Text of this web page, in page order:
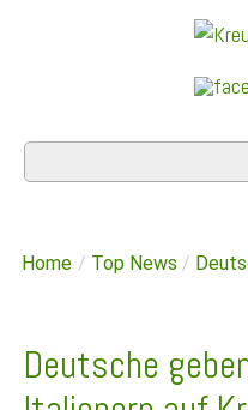
Home / Top News /
Deutsche